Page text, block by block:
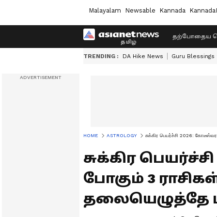
Malayalam Newsable Kannada
தற்போதைய
TRENDING : DA Hike News Guru Blessings
HOME ASTROLOGY சுக்கிர பெயர்ச்சி 2026:
சுக்கிர
போகும் 3
தலையெழுத்தே